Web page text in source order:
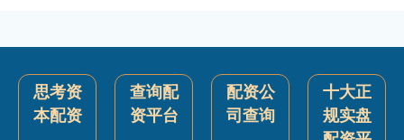
思考资
本配资
查询配
资平台
配资公
司查询
十大正
规实盘